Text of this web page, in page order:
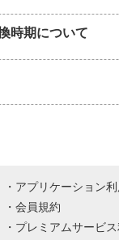
時期について
アプリケーション
会員規約
プレミアムサービ